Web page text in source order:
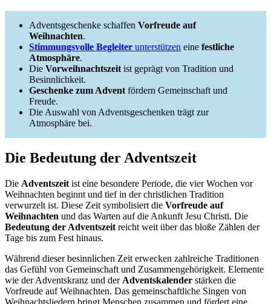
Adventsgeschenke schaffen Vorfreude auf
Weihnachten.
Stimmungsvolle Begleiter unterstützen eine festliche
Atmosphäre.
Die Vorweihnachtszeit ist geprägt von Tradition und
Besinnlichkeit.
Geschenke zum Advent fördern Gemeinschaft und
Freude.
Die Auswahl von Adventsgeschenken trägt zur
Atmosphäre bei.
Die Bedeutung der Adventszeit
Die Adventszeit ist eine besondere Periode, die vier Wochen vor
Weihnachten beginnt und tief in der christlichen Tradition
verwurzelt ist. Diese Zeit symbolisiert die Vorfreude auf
Weihnachten und das Warten auf die Ankunft Jesu Christi. Die
Bedeutung der Adventszeit reicht weit über das bloße Zählen der
Tage bis zum Fest hinaus.
Während dieser besinnlichen Zeit erwecken zahlreiche Traditionen
das Gefühl von Gemeinschaft und Zusammengehörigkeit. Elemente
wie der Adventskranz und der Adventskalender stärken die
Vorfreude auf Weihnachten. Das gemeinschaftliche Singen von